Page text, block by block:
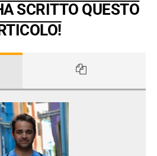
SCRITTO QUESTO